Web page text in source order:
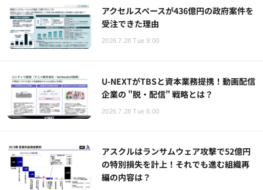
アクセルスペースが436億円の政府案件を
受注できた理由
2026.7.28 Tue 9:00
U-NEXTがTBSと資本業務提携！動画配信
企業の "脱・配信" 戦略とは？
2026.7.28 Tue 6:00
アスクルはランサムウェア攻撃で52億円
の特別損失を計上！それでも進む組織再
編の内容は？